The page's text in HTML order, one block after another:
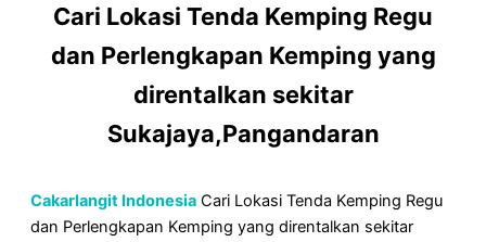
Cari Lokasi Tenda Kemping Regu
dan Perlengkapan Kemping yang
direntalkan sekitar
Sukajaya,Pangandaran
Cakarlangit Indonesia Cari Lokasi Tenda Kemping Regu
dan Perlengkapan Kemping yang direntalkan sekitar